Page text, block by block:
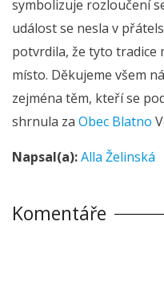
symbolizuje rozloučení
událost se nesla v
potvrdila, že tyto tradice
místo. Děkujeme všem
zejména těm, kteří se
shrnula za Obec Blatno
Napsal(a):Alla Želinská
Komentáře